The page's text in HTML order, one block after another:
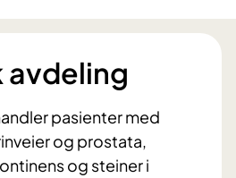
avdeling
pasienter med
og prostata,
og steiner i